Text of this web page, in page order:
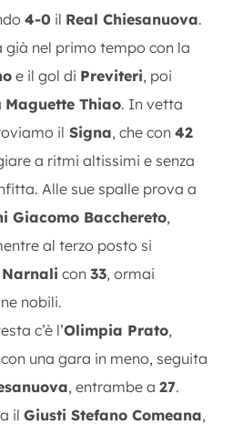
4-0 il Real Chiesanuova.
già nel primo tempo con la
e il gol di Previteri, poi
Maguette Thiao. In vetta
il Signa, che con 42
a ritmi altissimi e senza
Alle sue spalle prova a
Giacomo Bacchereto,
al terzo posto si
con 33, ormai
nobili.
c’è l’Olimpia Prato,
una gara in meno, seguita
, entrambe a 27.
il Giusti Stefano Comeana,